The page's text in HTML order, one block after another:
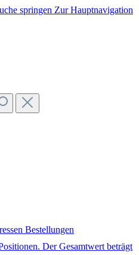
springen Zur Hauptnavigation
Bestellungen
Der Gesamtwert beträgt